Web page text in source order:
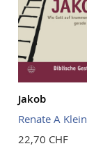
Jakob
Renate A Klein
22,70 CHF